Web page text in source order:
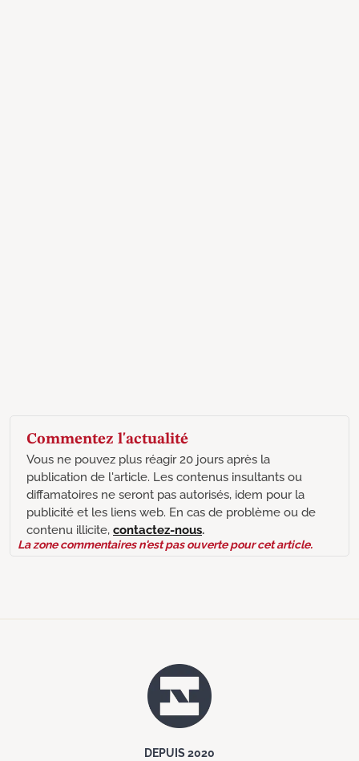
Commentez l'actualité
Vous ne pouvez plus réagir 20 jours après la
publication de l'article. Les contenus insultants ou
diffamatoires ne seront pas autorisés, idem pour la
publicité et les liens web. En cas de problème ou de
contenu illicite, contactez-nous.
La zone commentaires n'est pas ouverte pour cet article.
DEPUIS 2020